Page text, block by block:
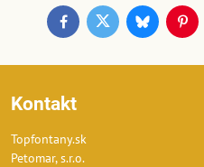
FacebookTwitterBluesky
Kontakt
Topfontany.sk
Petomar, s.r.o.